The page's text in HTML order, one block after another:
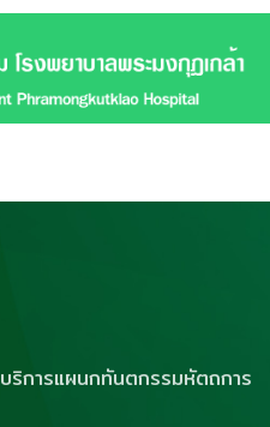
บริการแผนกทันตกรรมหัตถการ